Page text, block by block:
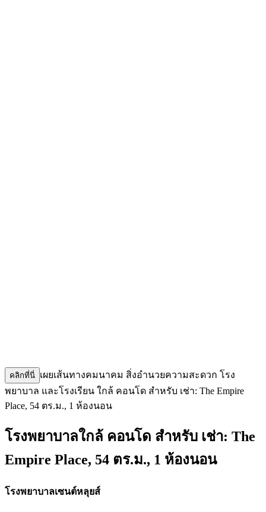
คลิกที่นี่ เผยเส้นทางคมนาคม สิ่งอำนวยความสะดวก โรง
พยาบาล และโรงเรียน ใกล้ คอนโด สำหรับ เช่า: The Empire
Place, 54 ตร.ม., 1 ห้องนอน
โรงพยาบาลใกล้ คอนโด สำหรับ เช่า: The
Empire Place, 54 ตร.ม., 1 ห้องนอน
โรงพยาบาลเซนต์หลุยส์